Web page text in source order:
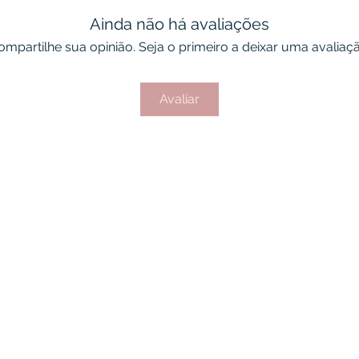
Ainda não há avaliações
sua opinião. Seja o primeiro a deixar uma
Avaliar